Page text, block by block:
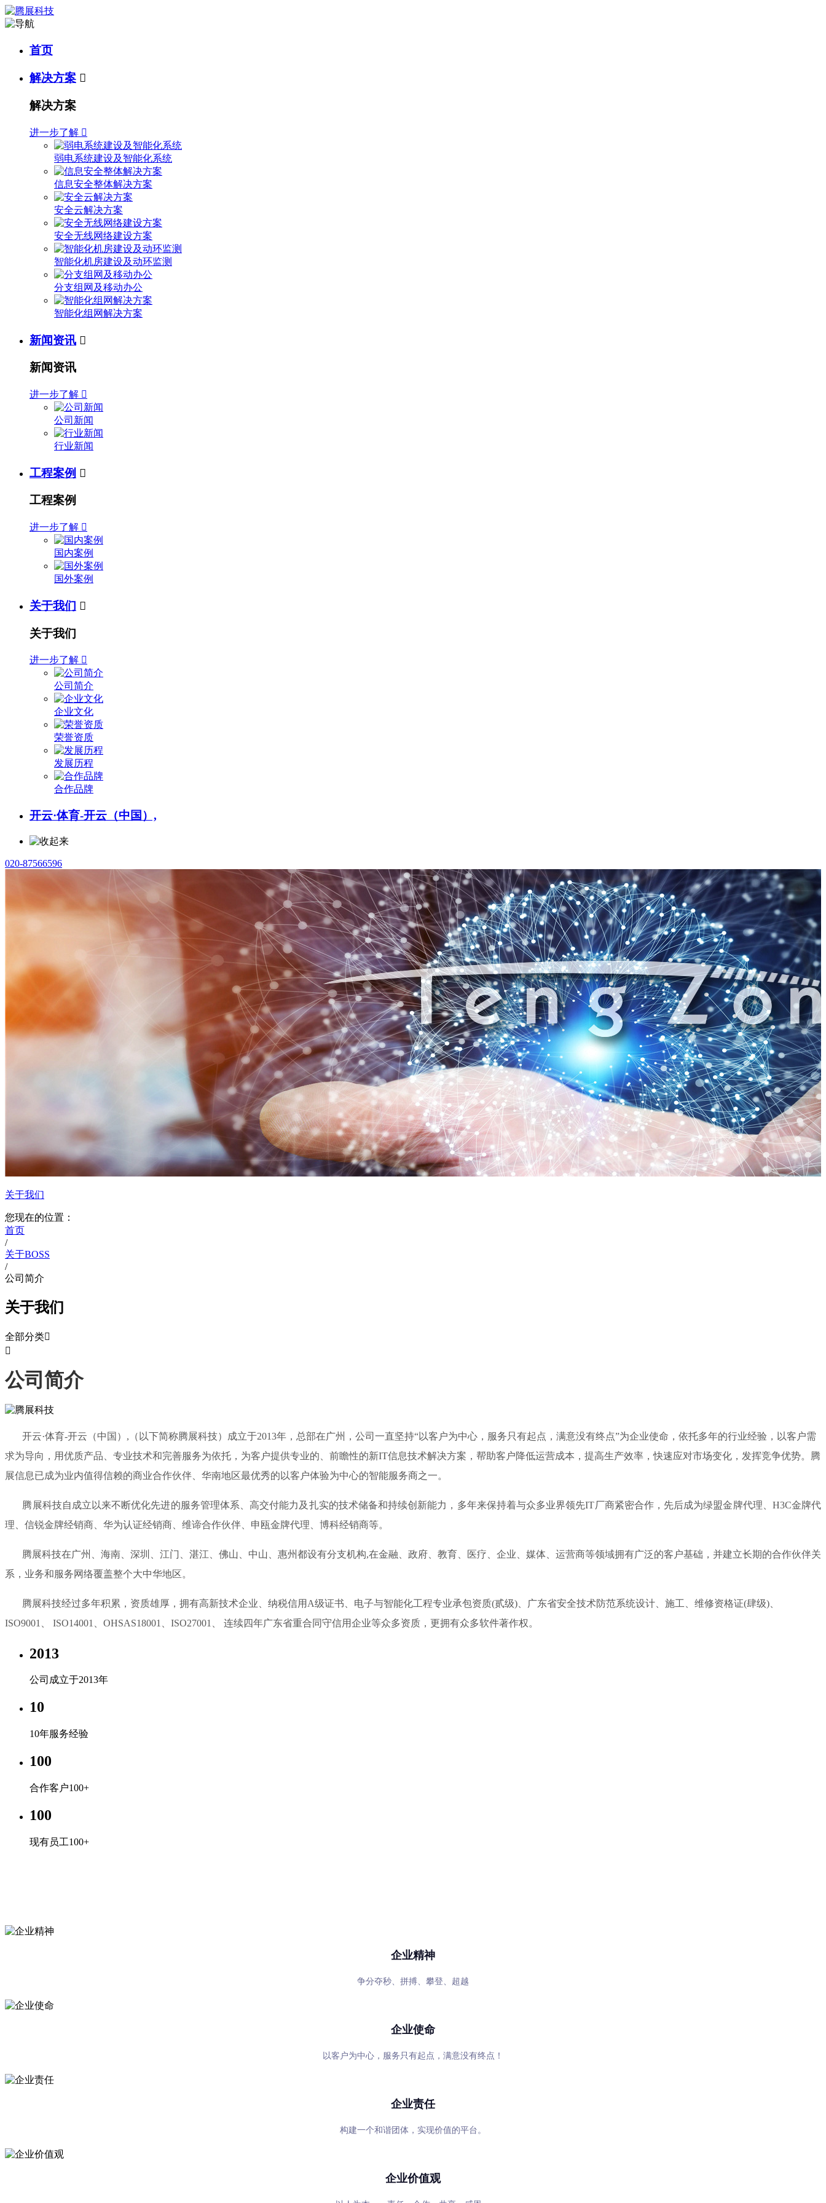
首页
解决方案 
解决方案
进一步了解 
弱电系统建设及智能化系统
信息安全整体解决方案
安全云解决方案
安全无线网络建设方案
智能化机房建设及动环监测
分支组网及移动办公
智能化组网解决方案
新闻资讯 
新闻资讯
进一步了解 
公司新闻
行业新闻
工程案例 
工程案例
进一步了解 
国内案例
国外案例
关于我们 
关于我们
进一步了解 
公司简介
企业文化
荣誉资质
发展历程
合作品牌
开云·体育-开云（中国）,
020-87566596
关于我们
您现在的位置：
首页
/
关于BOSS
/
公司简介
关于我们
全部分类

公司简介
开云·体育-开云（中国）,（以下简称腾展科技）成立于2013年，总部在广州，公司一直坚持“以客户为中心，服务只有起点，满意没有终点”为企业使命，依托多年的行业经验，以客户需
求为导向，用优质产品、专业技术和完善服务为依托，为客户提供专业的、前瞻性的新IT信息技术解决方案，帮助客户降低运营成本，提高生产效率，快速应对市场变化，发挥竞争优势。腾
展信息已成为业内值得信赖的商业合作伙伴、华南地区最优秀的以客户体验为中心的智能服务商之一。
腾展科技自成立以来不断优化先进的服务管理体系、高交付能力及扎实的技术储备和持续创新能力，多年来保持着与众多业界领先IT厂商紧密合作，先后成为绿盟金牌代理、H3C金牌代
理、信锐金牌经销商、华为认证经销商、维谛合作伙伴、申瓯金牌代理、博科经销商等。
腾展科技在广州、海南、深圳、江门、湛江、佛山、中山、惠州都设有分支机构,在金融、政府、教育、医疗、企业、媒体、运营商等领域拥有广泛的客户基础，并建立长期的合作伙伴关
系，业务和服务网络覆盖整个大中华地区。
腾展科技经过多年积累，资质雄厚，拥有高新技术企业、纳税信用A级证书、电子与智能化工程专业承包资质(贰级)、广东省安全技术防范系统设计、施工、维修资格证(肆级)、
ISO9001、 ISO14001、OHSAS18001、ISO27001、 连续四年广东省重合同守信用企业等众多资质，更拥有众多软件著作权。
2013
公司成立于2013年
10
10年服务经验
100
合作客户100+
100
现有员工100+
企业精神
争分夺秒、拼搏、攀登、超越
企业使命
以客户为中心，服务只有起点，满意没有终点！
企业责任
构建一个和谐团体，实现价值的平台。
企业价值观